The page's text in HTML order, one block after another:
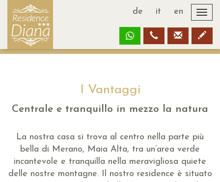
de it en
I Vantaggi
Centrale e tranquillo in mezzo la natura
La nostra casa si trova al centro nella parte più
bella di Merano, Maia Alta, tra un’area verde
incantevole e tranquilla nella meravigliosa quiete
delle nostre montagne. Il nostro residence è situato